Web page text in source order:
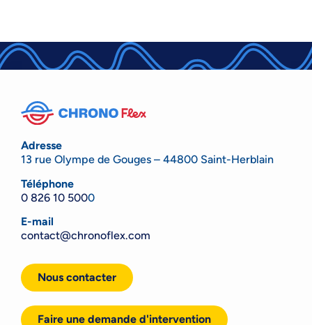
Adresse
13 rue Olympe de Gouges – 44800 Saint-Herblain
Téléphone
0 826 10 5000
E-mail
contact@chronoflex.com
Nous contacter
Faire une demande d'intervention